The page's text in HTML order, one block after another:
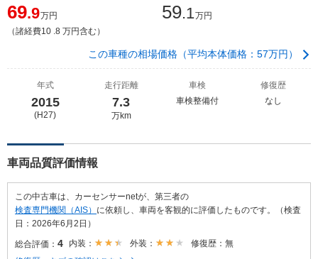
69.9万円
（諸経費10 .8 万円含む）
59.1万円
この車種の相場価格（平均本体価格：57万円）
年式
2015
(H27)
走行距離
7.3
万km
車検
車検整備付
修復歴
なし
車両品質評価情報
この中古車は、カーセンサーnetが、第三者の
検査専門機関（AIS） に依頼し、車両を客観的に評価したものです。（検査
日：2026年6月2日）
総合評価： 4 内装： 外装：
修復歴：無